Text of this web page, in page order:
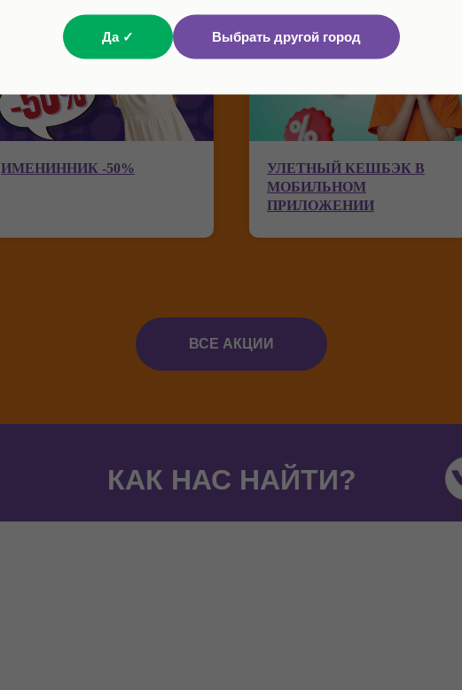
Да ✓ Выбрать другой город
ИМЕНИННИК -50%
УЛЕТНЫЙ КЕШБЭК В
МОБИЛЬНОМ
ПРИЛОЖЕНИИ
ВСЕ АКЦИИ
КАК НАС НАЙТИ?